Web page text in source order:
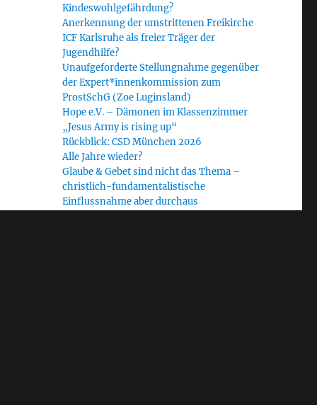
Kindeswohlgefährdung?
Anerkennung der umstrittenen Freikirche
ICF Karlsruhe als freier Träger der
Jugendhilfe?
Unaufgeforderte Stellungnahme gegenüber
der Expert*innenkommission zum
ProstSchG (Zoe Luginsland)
Hope e.V. – Dämonen im Klassenzimmer
„Jesus Army is rising up“
Rückblick: CSD München 2026
Alle Jahre wieder?
Glaube & Gebet sind nicht das Thema –
christlich-fundamentalistische
Einflussnahme aber durchaus